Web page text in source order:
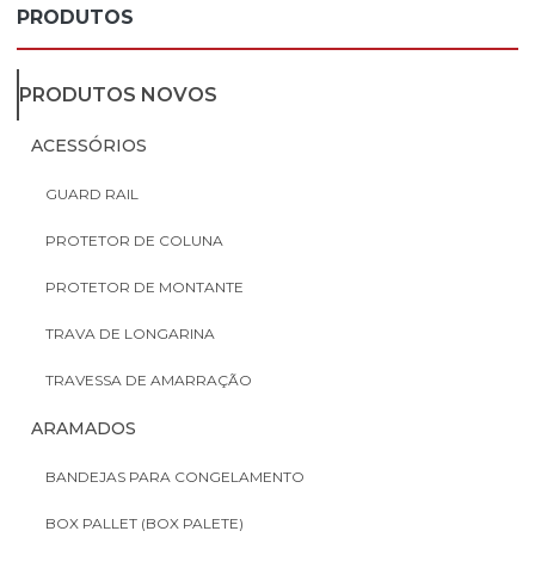
PRODUTOS
PRODUTOS NOVOS
ACESSÓRIOS
GUARD RAIL
PROTETOR DE COLUNA
PROTETOR DE MONTANTE
TRAVA DE LONGARINA
TRAVESSA DE AMARRAÇÃO
ARAMADOS
BANDEJAS PARA CONGELAMENTO
BOX PALLET (BOX PALETE)